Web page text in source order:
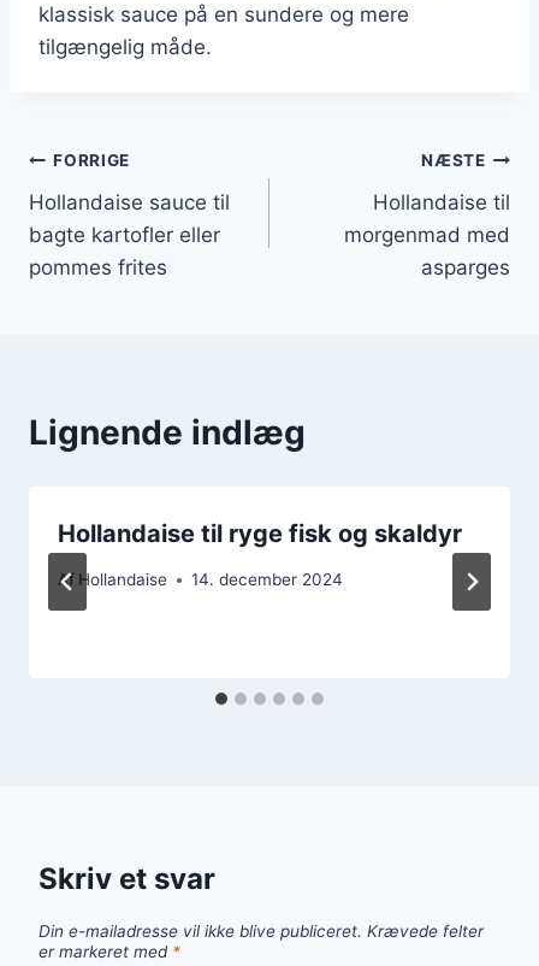
klassisk sauce på en sundere og mere
tilgængelig måde.
Indlægsnavigation
FORRIGE
Hollandaise sauce til
bagte kartofler eller
pommes frites
NÆSTE
Hollandaise til
morgenmad med
asparges
Lignende indlæg
Hollandaise til ryge fisk og skaldyr
Af Hollandaise 14. december 2024
Skriv et svar
Din e-mailadresse vil ikke blive publiceret. Krævede felter
er markeret med *